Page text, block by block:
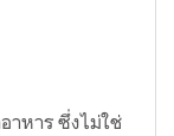
าหาร ซึ่งไม่ใช่